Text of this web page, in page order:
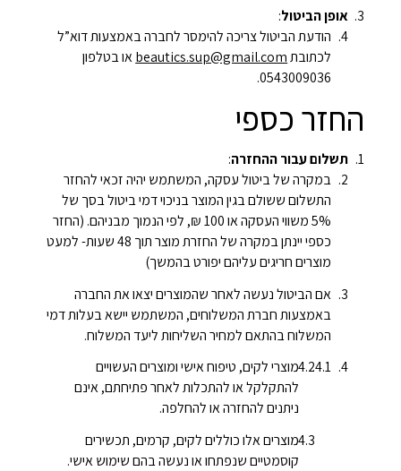
אופן הביטול:
הודעת הביטול צריכה להימסר לחברה באמצעות דוא”ל
לכתובתbeautics.sup@gmail.comאו בטלפון
0543009036.
החזר כספי
תשלום עבור ההחזרה:
במקרה של ביטול עסקה, המשתמש יהיה זכאי להחזר
התשלום ששולם בגין המוצר בניכוי דמי ביטול בסך של
5% משווי העסקה או 100 ₪, לפי הנמוך מבניהם. (החזר
כספי יינתן במקרה של החזרת מוצר תוך 48 שעות- למעט
מוצרים חריגים עליהם יפורט בהמשך)
אם הביטול נעשה לאחר שהמוצרים יצאו את החברה
באמצעות חברת המשלוחים, המשתמש יישא בעלות דמי
המשלוח בהתאם למחיר השליחות ליעד המשלוח.
מוצרי לקים, טיפוח אישי ומוצרים העשויים
להתקלקל או להתכלות לאחר פתיחתם, אינם
ניתנים להחזרה או להחלפה.
מוצרים אלו כוללים לקים, קרמים, תכשירים
קוסמטיים שנפתחו או נעשה בהם שימוש אישי.